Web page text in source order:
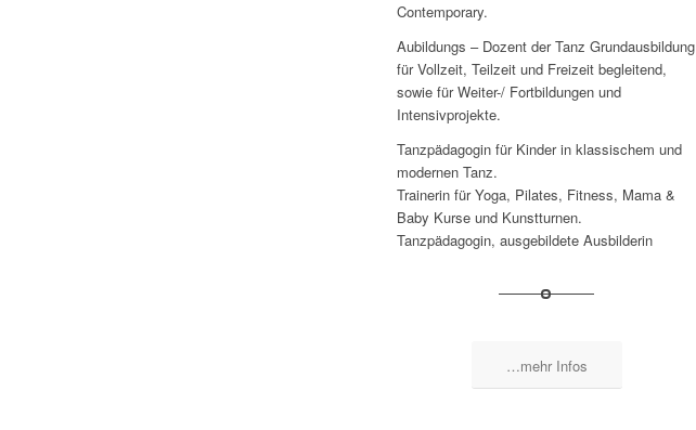
Contemporary.
Aubildungs – Dozent der Tanz Grundausbildung
für Vollzeit, Teilzeit und Freizeit begleitend,
sowie für Weiter-/ Fortbildungen und
Intensivprojekte.
Tanzpädagogin für Kinder in klassischem und
modernen Tanz.
Trainerin für Yoga, Pilates, Fitness, Mama &
Baby Kurse und Kunstturnen.
Tanzpädagogin, ausgebildete Ausbilderin
…mehr Infos